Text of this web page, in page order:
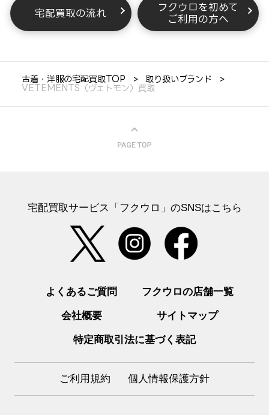
宅配買取の流れ
フクウロを初めて
ご利用の方へ
古着・洋服の宅配買取TOP
取り扱いブランド
VETEMENTS（ヴェトモン）買取
宅配買取サービス「フクウロ」のSNSはこちら
よくあるご質問 フクウロの店舗一覧
会社概要 サイトマップ
特定商取引法に基づく表記
ご利用規約 個人情報保護方針